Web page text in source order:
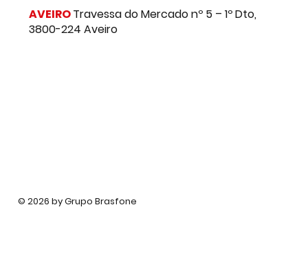
AVEIROTravessa do Mercado nº 5 – 1º Dto,
3800-224 Aveiro
© 2026 by Grupo Brasfone